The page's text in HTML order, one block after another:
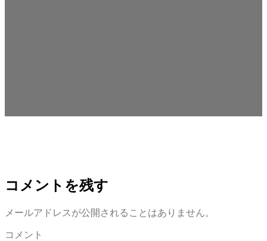
コメントを残す
メールアドレスが公開されることはありません。
コメント